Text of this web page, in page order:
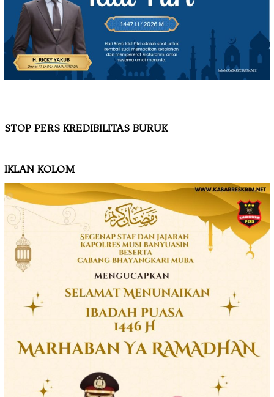
STOP PERS KREDIBILITAS BURUK
IKLAN KOLOM